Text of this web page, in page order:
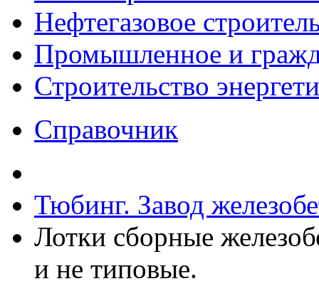
Нефтегазовое
Промышленное и
Строительство
Справочник
Тюбинг. Завод
Лотки сборные
и не типовые.